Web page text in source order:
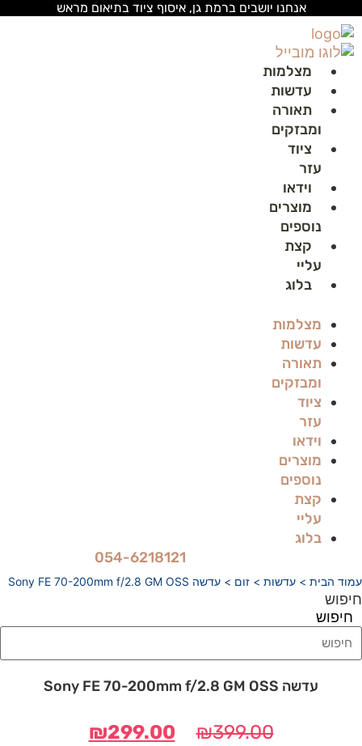
לתוכן
אנחנו יושבים ברמת גן, איסוף ציוד בתיאום מראש
מצלמות
עדשות
תאורה
ומבזקים
ציוד
עזר
וידאו
מוצרים
נוספים
קצת
עליי
בלוג
מצלמות
עדשות
תאורה
ומבזקים
ציוד
עזר
וידאו
מוצרים
נוספים
קצת
עליי
בלוג
054-6218121
עמוד הבית > עדשות > זום > עדשה Sony FE 70-200mm f/2.8 GM OSS
חיפוש
חיפוש
עדשה Sony FE 70-200mm f/2.8 GM OSS
₪399.00
המחיר
₪299.00